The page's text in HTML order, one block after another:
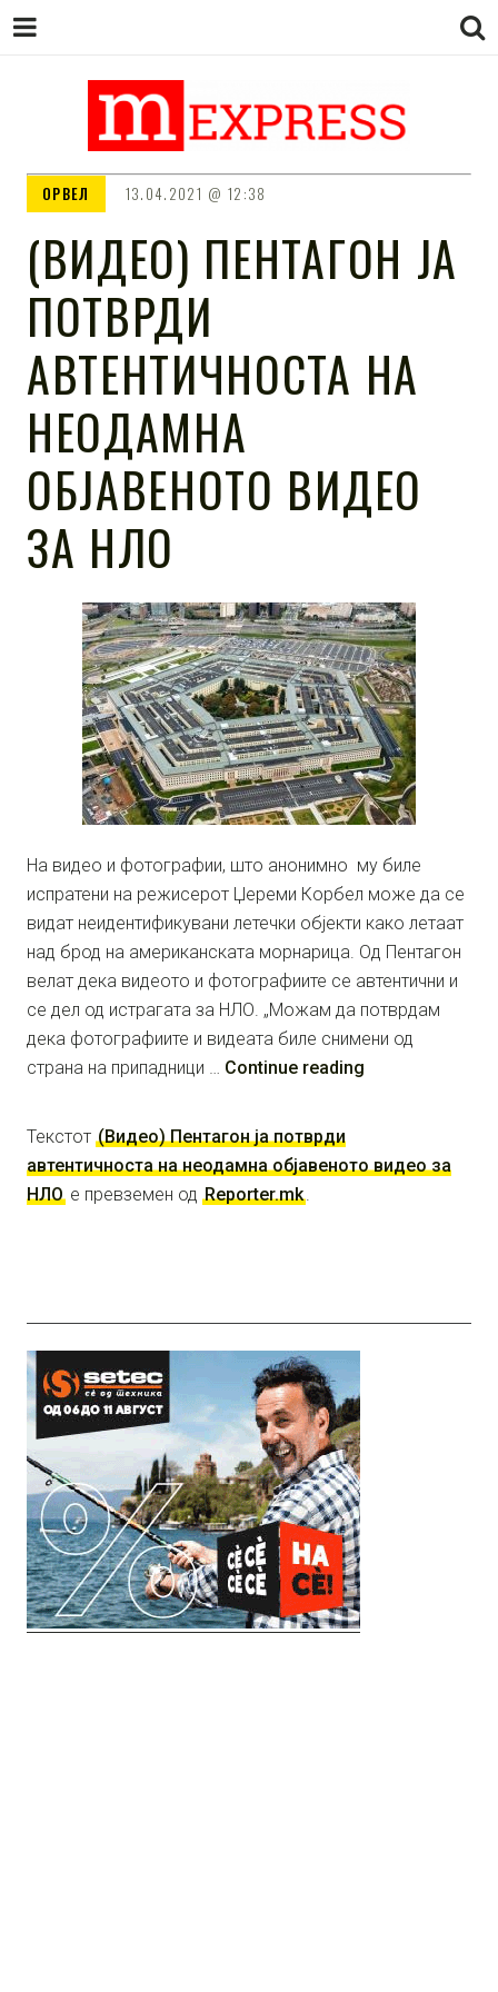
M EXPRESS
ОРВЕЛ 13.04.2021 12:38
(ВИДЕО) ПЕНТАГОН ЈА
ПОТВРДИ
АВТЕНТИЧНОСТА НА
НЕОДАМНА
ОБЈАВЕНОТО ВИДЕО
ЗА НЛО
На видео и фотографии, што анонимно му биле
испратени на режисерот Џереми Корбел може да се
видат неидентификувани летечки објекти како летаат
над брод на американската морнарица. Од Пентагон
велат дека видеото и фотографиите се автентични и
се дел од истрагата за НЛО. „Можам да потврдам
дека фотографиите и видеата биле снимени од
страна на припадници … Continue reading
Текстот (Видео) Пентагон ја потврди
автентичноста на неодамна објавеното видео за
НЛО е превземен од Reporter.mk.